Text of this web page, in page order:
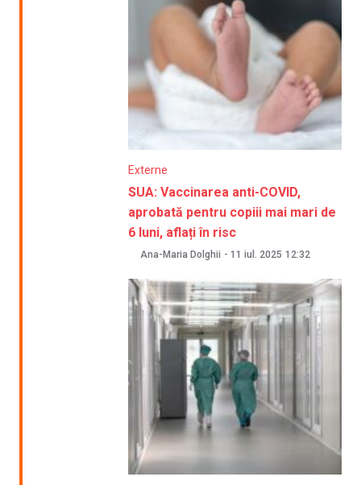
Externe
SUA: Vaccinarea anti-COVID,
aprobată pentru copiii mai mari de
6 luni, aflați în risc
Ana-Maria Dolghii - 11 iul. 2025 12:32